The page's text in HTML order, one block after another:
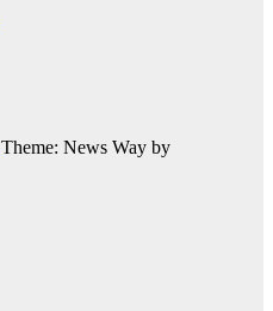
Theme: News Way by